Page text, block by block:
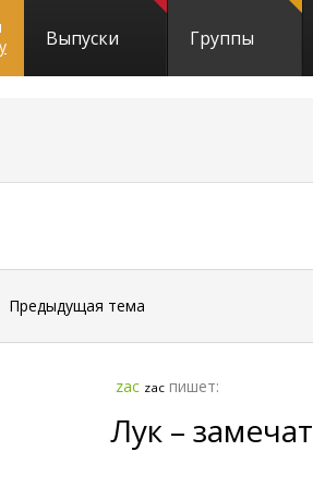
Выпуски Группы
Предыдущая тема
zac zac пишет:
Лук –